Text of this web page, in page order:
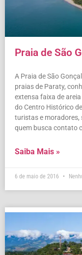
Praia de São
A Praia de São
praias de Paraty,
extensa faixa de
do Centro Histórico
turistas e moradores,
quem busca contato
Saiba Mais »
6 de maio de 2016